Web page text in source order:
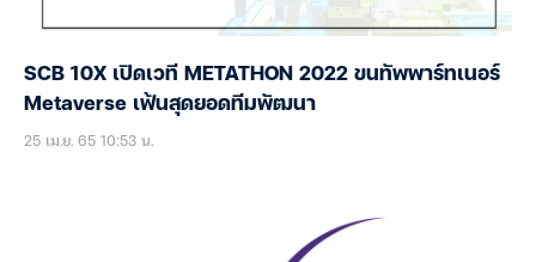
SCB 10X เปิดเวที METATHON 2022 ขนทัพพาร์ทเนอร์
Metaverse เฟ้นสุดยอดทีมพัฒนา
25 เม.ย. 65 10:53 น.